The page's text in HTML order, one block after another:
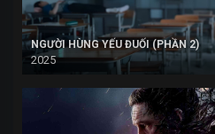
NGƯỜI HÙNG YẾU ĐUỐI (PHẦN 2)
2025